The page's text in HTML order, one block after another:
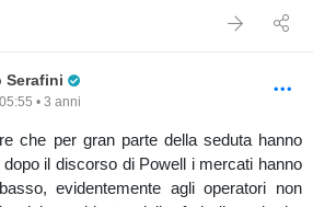
Serafini
• 3 anni
che per gran parte della seduta hanno
il discorso di Powell i mercati hanno
evidentemente agli operatori non